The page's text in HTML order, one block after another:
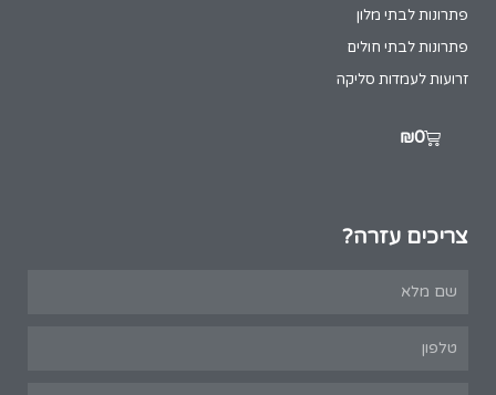
פתרונות לבתי מלון
פתרונות לבתי חולים
זרועות לעמדות סליקה
₪0
צריכים עזרה?